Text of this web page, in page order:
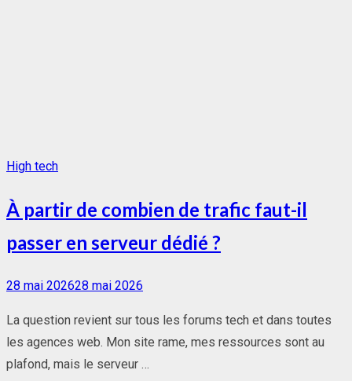
High tech
À partir de combien de trafic faut-il
passer en serveur dédié ?
Posted
28 mai 202628 mai 2026
La question revient sur tous les forums tech et dans toutes
les agences web. Mon site rame, mes ressources sont au
plafond, mais le serveur …